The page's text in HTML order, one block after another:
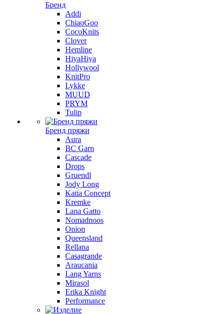
Бренд
Addi
ChiaoGoo
CocoKnits
Clover
Hemline
HiyaHiya
Hollywool
KnitPro
Lykke
MUUD
PRYM
Tulip
Бренд пряжи
Aura
BC Garn
Cascade
Drops
Gruendl
Jody Long
Katia Concept
Kremke
Lana Gatto
Nomadnoos
Onion
Queensland
Rellana
Casagrande
Araucania
Lang Yarns
Mirasol
Erika Knight
Performance